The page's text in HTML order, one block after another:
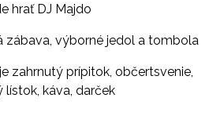
hrať DJ Majdo
zábava, výborné jedol a tombola
zahrnutý prípitok, občertsvenie,
káva, darček